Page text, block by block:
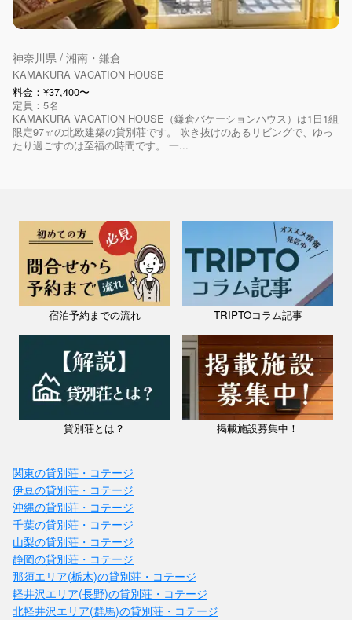
神奈川県 / 湘南・鎌倉
​KAMAKURA VACATION HOUSE
料金：¥37,400〜
定員：5名
​KAMAKURA VACATION HOUSE（鎌倉バケーションハウス）は1日1組
限定97㎡の北欧建築の貸別荘です。 吹き抜けのあるリビングで、ゆっ
たり過ごすのは至福の時間です。 一...
宿泊予約までの流れ TRIPTOコラム記事
貸別荘とは？ 掲載施設募集中！
関東の貸別荘・コテージ
伊豆の貸別荘・コテージ
沖縄の貸別荘・コテージ
千葉の貸別荘・コテージ
山梨の貸別荘・コテージ
静岡の貸別荘・コテージ
那須エリア(栃木)の貸別荘・コテージ
軽井沢エリア(長野)の貸別荘・コテージ
北軽井沢エリア(群馬)の貸別荘・コテージ